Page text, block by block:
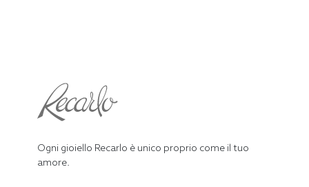
Ogni gioiello Recarlo è unico proprio come il tuo
amore.